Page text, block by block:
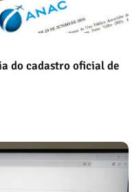
do cadastro oficial de